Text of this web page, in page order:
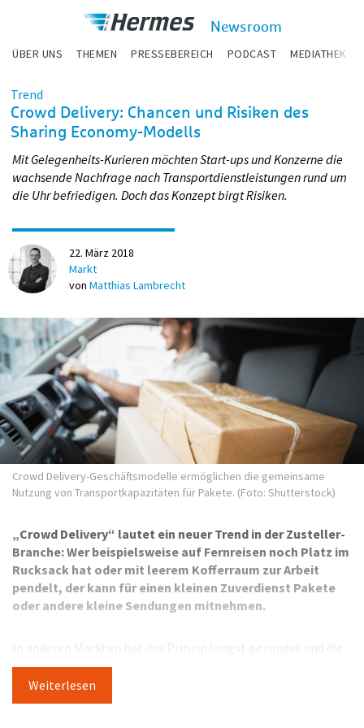
Newsroom
ÜBER UNS THEMEN PRESSEBEREICH PODCAST MEDIATHEK
Trend
Crowd Delivery: Chancen und Risiken des
Sharing Economy-Modells
Mit Gelegenheits-Kurieren möchten Start-ups und Konzerne die
wachsende Nachfrage nach Transportdienstleistungen rund um
die Uhr befriedigen. Doch das Konzept birgt Risiken.
22. März 2018
Markt
von Matthias Lambrecht
Crowd Delivery-Geschäftsmodelle ermöglichen die gemeinsame
Nutzung von Transportkapazitäten für Pakete. (Foto: Shutterstock)
„Crowd Delivery“ lautet ein neuer Trend in der Zusteller-
Branche: Wer beispielsweise auf Fernreisen noch Platz im
Rucksack hat oder mit leerem Kofferraum zur Arbeit
pendelt, der kann für einen kleinen Zuverdienst Pakete
oder andere kleine Sendungen mitnehmen.
Aussichten für die Logistik scheinen verlockend: Wenn
Wohnungen mit Übernachtungsgästen geteilt werden
können oder Autos mit Reisenden – warum soll dann nicht
Weiterlesen